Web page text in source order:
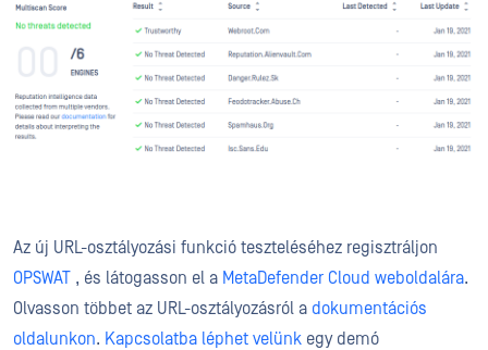
Az új URL-osztályozási funkció teszteléséhez regisztráljon
OPSWAT , és látogasson el a MetaDefender Cloud weboldalára.
Olvasson többet az URL-osztályozásról a dokumentációs
oldalunkon. Kapcsolatba léphet velünk egy demó